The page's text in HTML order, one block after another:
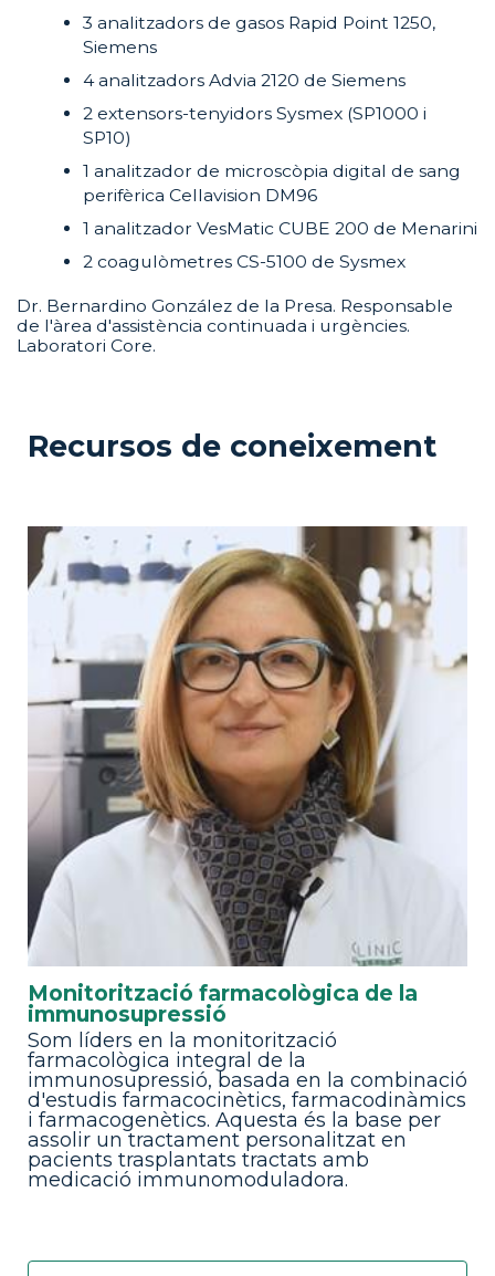
3 analitzadors de gasos Rapid Point 1250,
Siemens
4 analitzadors Advia 2120 de Siemens
2 extensors-tenyidors Sysmex (SP1000 i
SP10)
1 analitzador de microscòpia digital de sang
perifèrica Cellavision DM96
1 analitzador VesMatic CUBE 200 de Menarini
2 coagulòmetres CS-5100 de Sysmex
Dr. Bernardino González de la Presa. Responsable
de l'àrea d'assistència continuada i urgències.
Laboratori Core.
Recursos de coneixement
Monitorització farmacològica de la
immunosupressió
Som líders en la monitorització
farmacològica integral de la
immunosupressió, basada en la combinació
d'estudis farmacocinètics, farmacodinàmics
i farmacogenètics. Aquesta és la base per
assolir un tractament personalitzat en
pacients trasplantats tractats amb
medicació immunomoduladora.